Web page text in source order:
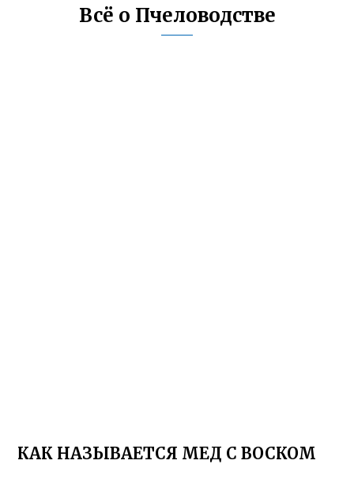
Всё о Пчеловодстве
КАК НАЗЫВАЕТСЯ МЕД С ВОСКОМ